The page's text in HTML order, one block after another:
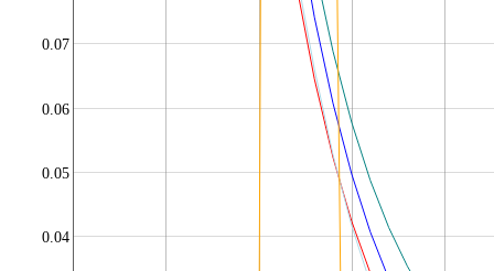
0.04
0.05
0.06
0.07